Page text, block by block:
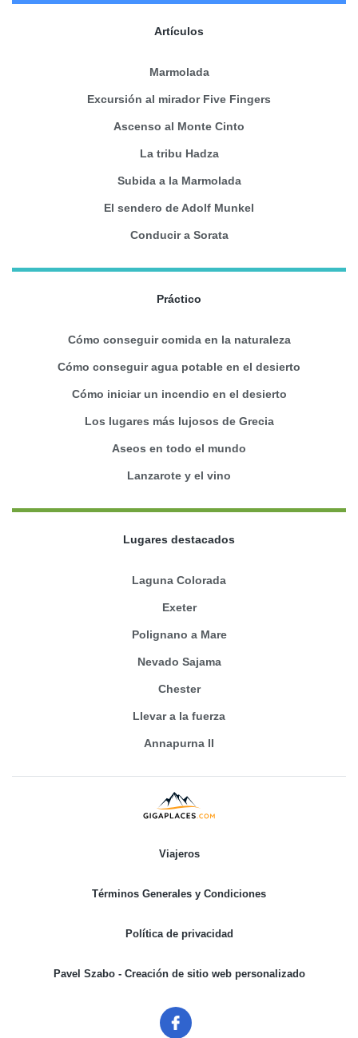
Artículos
Marmolada
Excursión al mirador Five Fingers
Ascenso al Monte Cinto
La tribu Hadza
Subida a la Marmolada
El sendero de Adolf Munkel
Conducir a Sorata
Práctico
Cómo conseguir comida en la naturaleza
Cómo conseguir agua potable en el desierto
Cómo iniciar un incendio en el desierto
Los lugares más lujosos de Grecia
Aseos en todo el mundo
Lanzarote y el vino
Lugares destacados
Laguna Colorada
Exeter
Polignano a Mare
Nevado Sajama
Chester
Llevar a la fuerza
Annapurna II
Viajeros
Términos Generales y Condiciones
Política de privacidad
Pavel Szabo - Creación de sitio web personalizado